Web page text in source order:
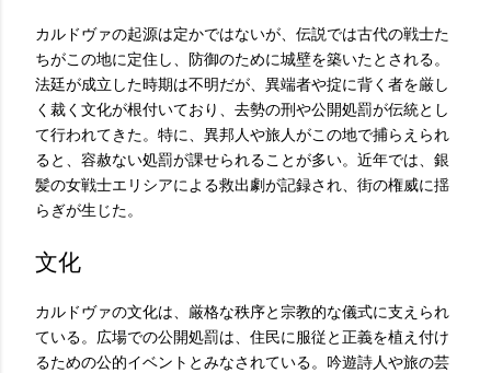
カルドヴァの起源は定かではないが、伝説では古代の戦士た
ちがこの地に定住し、防御のために城壁を築いたとされる。
法廷が成立した時期は不明だが、異端者や掟に背く者を厳し
く裁く文化が根付いており、去勢の刑や公開処罰が伝統とし
て行われてきた。特に、異邦人や旅人がこの地で捕らえられ
ると、容赦ない処罰が課せられることが多い。近年では、銀
髪の女戦士エリシアによる救出劇が記録され、街の権威に揺
らぎが生じた。
文化
カルドヴァの文化は、厳格な秩序と宗教的な儀式に支えられ
ている。広場での公開処罰は、住民に服従と正義を植え付け
るための公的イベントとみなされている。吟遊詩人や旅の芸